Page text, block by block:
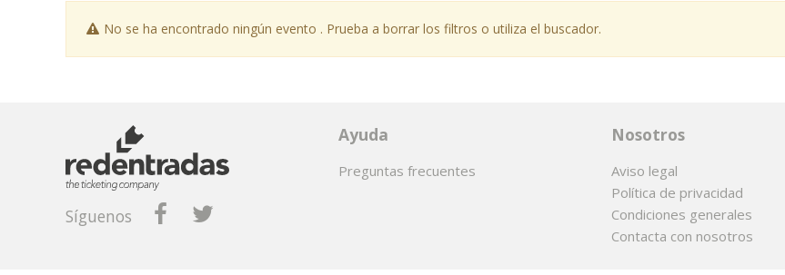
No se ha encontrado ningún evento . Prueba a borrar los filtros o utiliza el buscador.
Síguenos
Ayuda
Preguntas frecuentes
Nosotros
Aviso legal
Política de privacidad
Condiciones generales
Contacta con nosotros